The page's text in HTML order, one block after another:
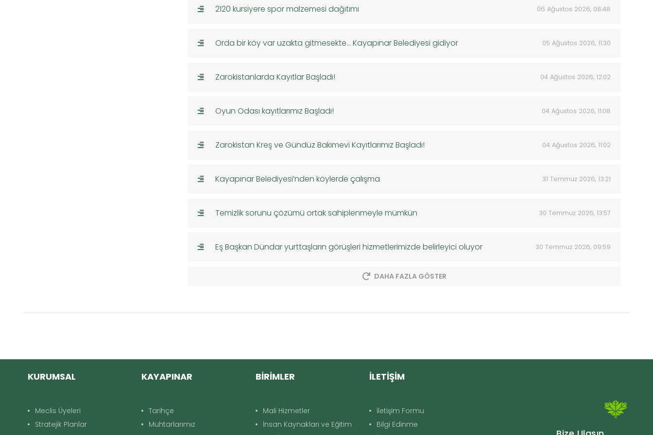
2120 kursiyere spor malzemesi dağıtımı 06 Ağustos 2026, 08:48
Orda bir köy var uzakta gitmesekte… Kayapınar Belediyesi gidiyor 05 Ağustos 2026, 11:30
Zarokistanlarda Kayıtlar Başladı! 04 Ağustos 2026, 12:02
Oyun Odası kayıtlarımız Başladı! 04 Ağustos 2026, 11:08
Zarokistan Kreş ve Gündüz Bakımevi Kayıtlarımız Başladı! 04 Ağustos 2026, 11:02
Kayapınar Belediyesi’nden köylerde çalışma 31 Temmuz 2026, 13:21
Temizlik sorunu çözümü ortak sahiplenmeyle mümkün 30 Temmuz 2026, 13:57
Eş Başkan Dündar yurttaşların görüşleri hizmetlerimizde belirleyici oluyor 30 Temmuz 2026, 09:59
DAHA FAZLA GÖSTER
KURUMSAL
Meclis Üyeleri
Stratejik Planlar
KAYAPINAR
Tarihçe
Muhtarlarımız
BİRİMLER
Mali Hizmetler
İnsan Kaynakları ve Eğitim
İLETİŞİM
İletişim Formu
Bilgi Edinme